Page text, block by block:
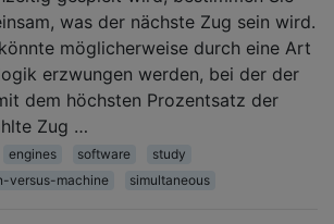
was der nächste Zug sein wird.
möglicherweise durch eine Art
erzwungen werden, bei der der
dem höchsten Prozentsatz der
Zug …
engines software
study
versus-machine
simultaneous